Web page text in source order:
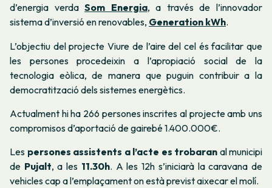
d’energia verdaSom Energia, a través de l’innovador
sistema d’inversió en renovables, Generation kWh.
L’objectiu del projecteViure de l’aire del celés facilitar que
les persones procedeixin a l’apropiació social de la
tecnologia eòlica, de manera que puguin contribuir a la
democratització dels sistemes energètics.
Actualment hi ha 266 persones inscrites al projecte amb uns
compromisos d’aportació de gairebé 1.400.000€.
Les persones assistents a l’acte es trobaran al municipi
de Pujalt, a les 11.30h. A les 12h s’iniciarà la caravana de
vehicles cap a l’emplaçament on està previst aixecar el molí.